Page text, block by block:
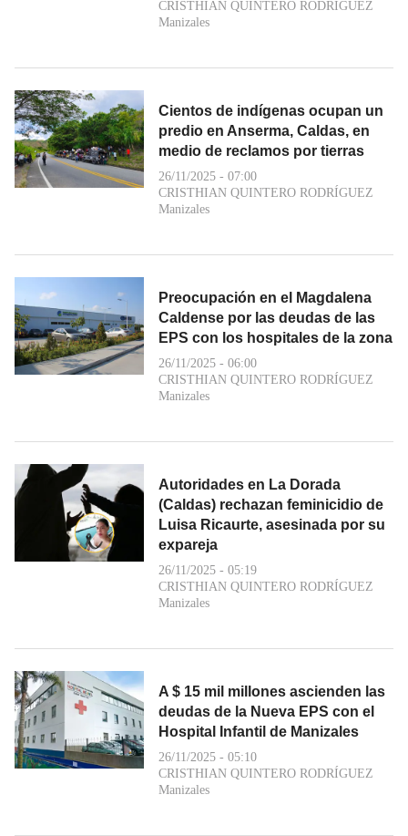
CRISTHIAN QUINTERO RODRÍGUEZ
Manizales
Cientos de indígenas ocupan un
predio en Anserma, Caldas, en
medio de reclamos por tierras
26/11/2025 - 07:00
CRISTHIAN QUINTERO RODRÍGUEZ
Manizales
Preocupación en el Magdalena
Caldense por las deudas de las
EPS con los hospitales de la zona
26/11/2025 - 06:00
CRISTHIAN QUINTERO RODRÍGUEZ
Manizales
Autoridades en La Dorada
(Caldas) rechazan feminicidio de
Luisa Ricaurte, asesinada por su
expareja
26/11/2025 - 05:19
CRISTHIAN QUINTERO RODRÍGUEZ
Manizales
A $ 15 mil millones ascienden las
deudas de la Nueva EPS con el
Hospital Infantil de Manizales
26/11/2025 - 05:10
CRISTHIAN QUINTERO RODRÍGUEZ
Manizales